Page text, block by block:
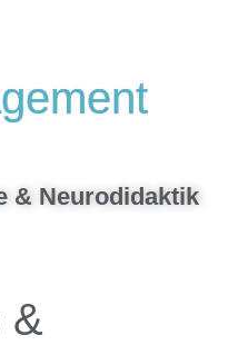
& Neurodidaktik
&